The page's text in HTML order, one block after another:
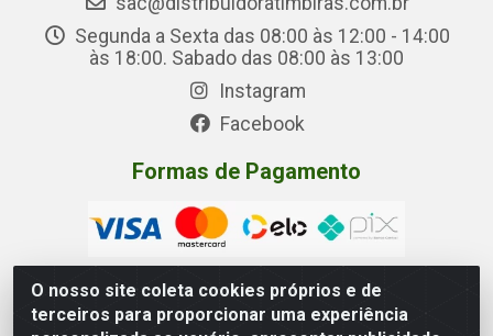
O nosso site coleta cookies próprios e de
terceiros para proporcionar uma experiência
Segunda a Sexta das 08:00 às 12:00 - 14:00
às 18:00. Sabado das 08:00 às 13:00
Instagram
Facebook
Formas de Pagamento
Distribuidora Timbiras - Rua Manoel Eudóxio Pereira,